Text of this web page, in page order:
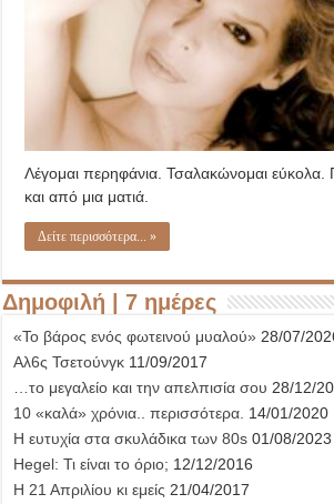
Λέγομαι περηφάνια. Τσαλακώνομαι
και από μια ματιά.
Δείτε περισσότερα... »
Δημοφιλή | 7 ημέρες
«Το βάρος ενός φωτεινού μυαλού» 28/07/
Αλ6ς Τσετούνγκ 11/09/2017
…το μεγαλείο και την απελπισία σου 28/12/
10 «καλά» χρόνια.. περισσότερα. 14/01/2020
Η ευτυχία στα σκυλάδικα των 80s 01/08/2023
Hegel: Τι είναι το όριο; 12/12/2016
Η 21 Απριλίου κι εμείς 21/04/2017